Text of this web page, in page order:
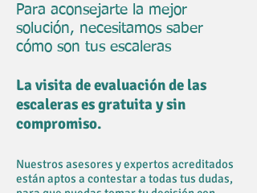
Para aconsejarte la mejor
solución, necesitamos saber
cómo son tus escaleras
La visita de evaluación de las
escaleras es gratuita y sin
compromiso.
Nuestros asesores y expertos acreditados
están aptos a contestar a todas tus dudas,